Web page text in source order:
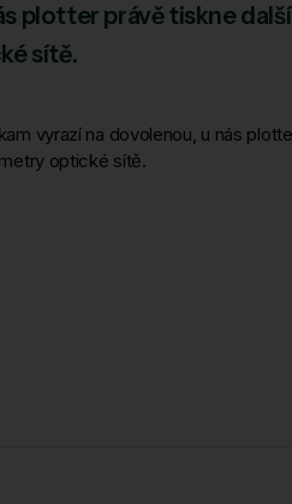
plotter právě tiskne další
sítě.
vyrazí na dovolenou, u nás
optické sítě.